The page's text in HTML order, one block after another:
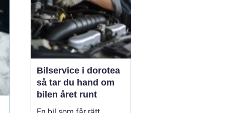
Bilservice i dorotea
så tar du hand om
bilen året runt